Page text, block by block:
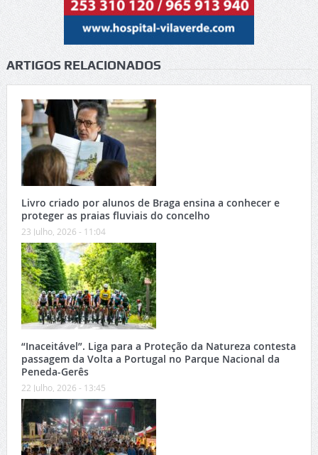
ARTIGOS RELACIONADOS
Livro criado por alunos de Braga ensina a conhecer e
proteger as praias fluviais do concelho
23 Julho, 2026 - 11:04
“Inaceitável”. Liga para a Proteção da Natureza contesta
passagem da Volta a Portugal no Parque Nacional da
Peneda-Gerês
22 Julho, 2026 - 13:45